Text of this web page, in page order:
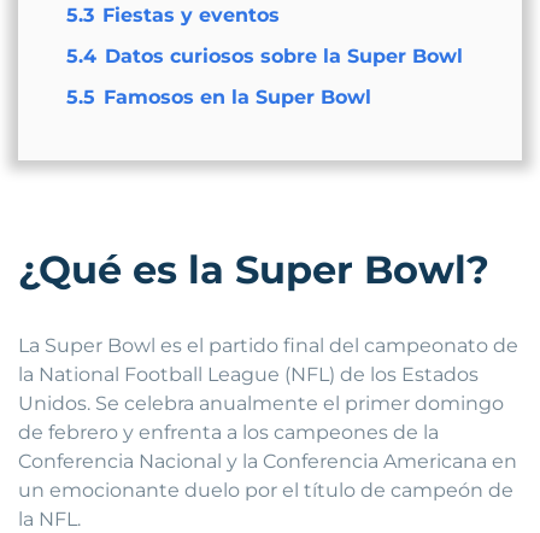
5.3 Fiestas y eventos
5.4 Datos curiosos sobre la Super Bowl
5.5 Famosos en la Super Bowl
¿Qué es la Super Bowl?
La Super Bowl es el partido final del campeonato de
la National Football League (NFL) de los Estados
Unidos. Se celebra anualmente el primer domingo
de febrero y enfrenta a los campeones de la
Conferencia Nacional y la Conferencia Americana en
un emocionante duelo por el título de campeón de
la NFL.